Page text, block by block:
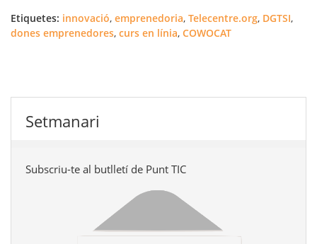
Etiquetes: innovació, emprenedoria, Telecentre.org, DGTSI,
dones emprenedores, curs en línia, COWOCAT
Setmanari
Subscriu-te al butlletí de Punt TIC